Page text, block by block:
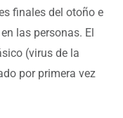
finales del otoño e
las personas. El
(virus de la
por primera vez